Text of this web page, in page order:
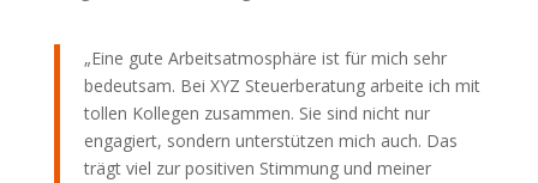
„Eine gute Arbeitsatmosphäre ist für mich sehr
bedeutsam. Bei XYZ Steuerberatung arbeite ich mit
tollen Kollegen zusammen. Sie sind nicht nur
engagiert, sondern unterstützen mich auch. Das
trägt viel zur positiven Stimmung und meiner